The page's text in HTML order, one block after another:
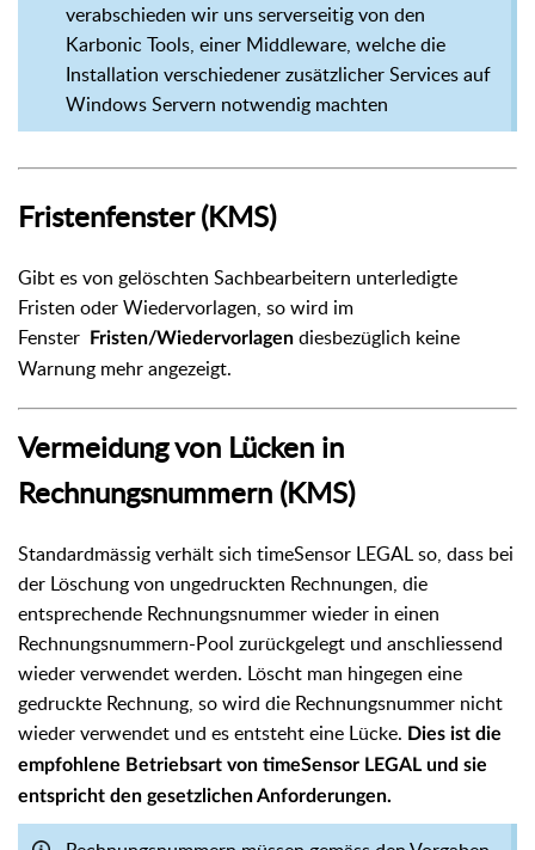
verabschieden wir uns serverseitig von den
Karbonic Tools, einer Middleware, welche die
Installation verschiedener zusätzlicher Services auf
Windows Servern notwendig machten
Fristenfenster (KMS)
Gibt es von gelöschten Sachbearbeitern unterledigte
Fristen oder Wiedervorlagen, so wird im
Fenster
Fristen/Wiedervorlagen diesbezüglich keine
Warnung mehr angezeigt.
Vermeidung von Lücken in
Rechnungsnummern (KMS)
Standardmässig verhält sich timeSensor LEGAL so, dass bei
der Löschung von ungedruckten Rechnungen, die
entsprechende Rechnungsnummer wieder in einen
Rechnungsnummern-Pool zurückgelegt und anschliessend
wieder verwendet werden. Löscht man hingegen eine
gedruckte Rechnung, so wird die Rechnungsnummer nicht
wieder verwendet und es entsteht eine Lücke. Dies ist die
empfohlene Betriebsart von timeSensor LEGAL und sie
entspricht den gesetzlichen Anforderungen.